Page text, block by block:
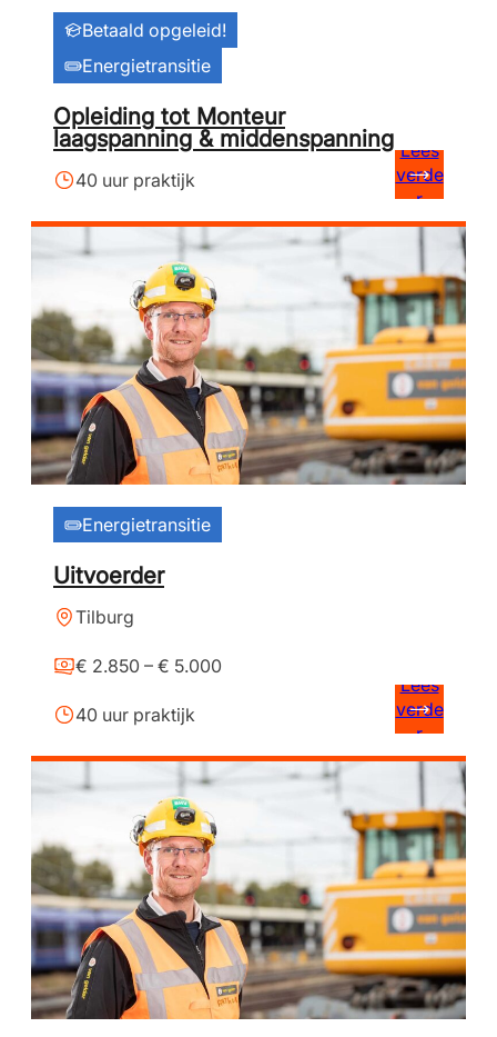
Betaald opgeleid!
Energietransitie
Opleiding tot Monteur
laagspanning & middenspanning
40 uur praktijk
Lees
verde
r
Energietransitie
Uitvoerder
Tilburg
€ 2.850 – € 5.000
40 uur praktijk
Lees
verde
r